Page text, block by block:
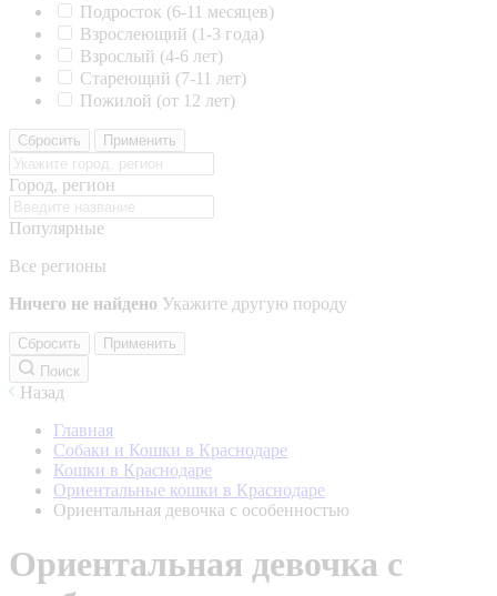
Подросток (6-11 месяцев)
Взрослеющий (1-3 года)
Взрослый (4-6 лет)
Стареющий (7-11 лет)
Пожилой (от 12 лет)
Сбросить Применить
Город, регион
Популярные
Все регионы
Ничего не найдено Укажите другую породу
Сбросить
Применить
Поиск
Назад
Главная
Собаки и Кошки в Краснодаре
Кошки в Краснодаре
Ориентальные кошки в Краснодаре
Ориентальная девочка с особенностью
Ориентальная девочка с